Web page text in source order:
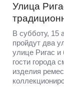
Улица
В субботу, 15
пройдут два
улице Ригас
гости города
изделия